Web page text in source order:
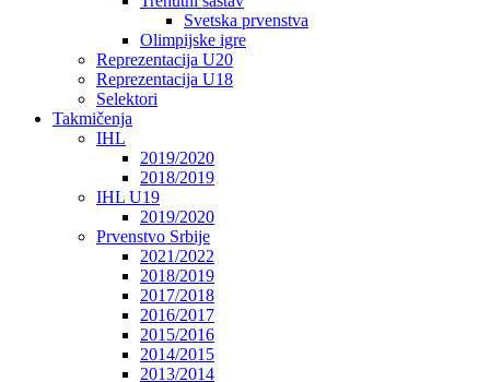
Svetska prvenstva
Olimpijske igre
Reprezentacija U20
Reprezentacija U18
Selektori
Takmičenja
IHL
2019/2020
2018/2019
IHL U19
2019/2020
Prvenstvo Srbije
2021/2022
2018/2019
2017/2018
2016/2017
2015/2016
2014/2015
2013/2014